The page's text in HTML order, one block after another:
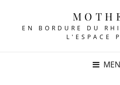
EN BORDURE DU
L'ESPACE